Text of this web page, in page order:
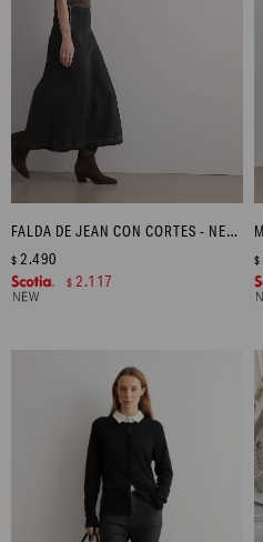
FALDA DE JEAN CON CORTES - NEGRO
$ 2.490
$ 2.117
$